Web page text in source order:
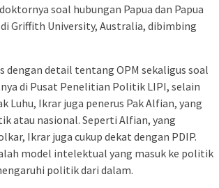
soal hubungan Papua dan Papua
di Griffith University, Australia, dibimbing
dengan detail tentang OPM sekaligus soal
di Pusat Penelitian Politik LIPI, selain
Luhu, Ikrar juga penerus Pak Alfian, yang
atau nasional. Seperti Alfian, yang
Ikrar juga cukup dekat dengan PDIP.
model intelektual yang masuk ke politik
politik dari dalam.